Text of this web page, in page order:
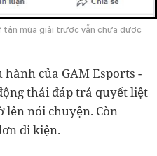
mùa giải trước vẫn chưa được
hành của GAM Esports -
thái đáp trả quyết liệt
lên nói chuyện. Còn
đi kiện.